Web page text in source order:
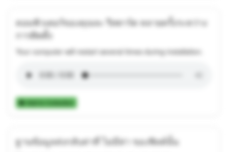
คอมพิวเตอร์ของคุณจะ รีสตาร์ต หลายครั้งระหว่าง
การติดตั้ง
Your computer will restart several times during installation.
Add to Collection
ฐานข้อมูลส่งกลับค่าที่ ไม่มีค่า ของฟิลด์นั้น